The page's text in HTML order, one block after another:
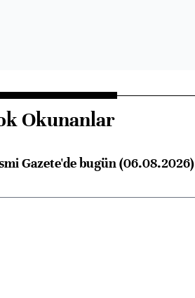
Okunanlar
Gazete'de bugün (06.08.2026)